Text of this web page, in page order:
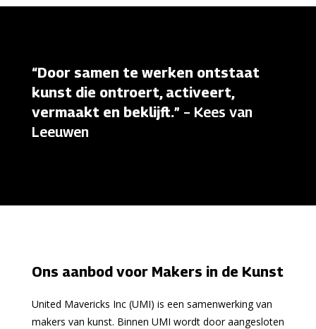
“Door samen te werken ontstaat
kunst die ontroert, activeert,
vermaakt en beklijft.” – Kees van
Leeuwen
Ons aanbod voor Makers in de Kunst
United Mavericks Inc (UMI) is een samenwerking van
makers van kunst. Binnen UMI wordt door aangesloten